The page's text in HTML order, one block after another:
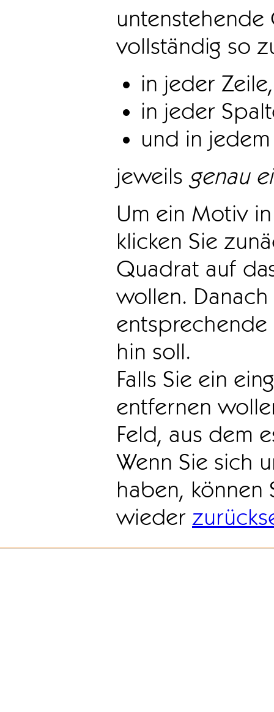
vollständig so
in jeder Zeile,
in jeder
und in
jeweils genau
Um ein Motiv
klicken Sie
Quadrat auf
wollen.
hin soll.
Falls Sie ein
entfernen
Feld, aus dem
Wenn Sie sich
haben, können
wieder